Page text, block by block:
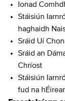
Ionad
Stáisiún
haghaidh
Sráid Uí
Sráid an
Chríost
Stáisiún
fud na